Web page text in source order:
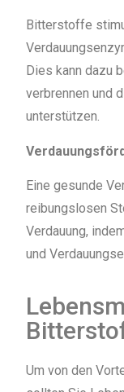
Bitterstoffe
Dies kann dazu
verbrennen und
unterstützen.
Eine gesunde
reibungslosen
Verdauung,
und
Um von den